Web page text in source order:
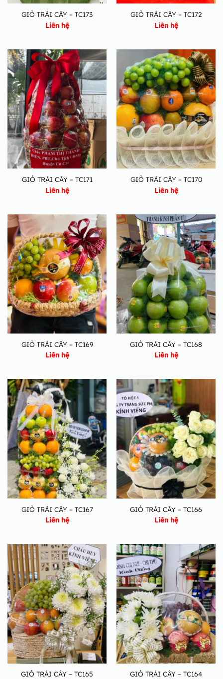
GIỎ TRÁI CÂY – TC173
Liên hệ
GIỎ TRÁI CÂY – TC172
Liên hệ
GIỎ TRÁI CÂY – TC171
Liên hệ
GIỎ TRÁI CÂY – TC170
Liên hệ
GIỎ TRÁI CÂY – TC169
Liên hệ
GIỎ TRÁI CÂY – TC168
Liên hệ
GIỎ TRÁI CÂY – TC167
Liên hệ
GIỎ TRÁI CÂY – TC166
Liên hệ
GIỎ TRÁI CÂY – TC165
GIỎ TRÁI CÂY – TC164